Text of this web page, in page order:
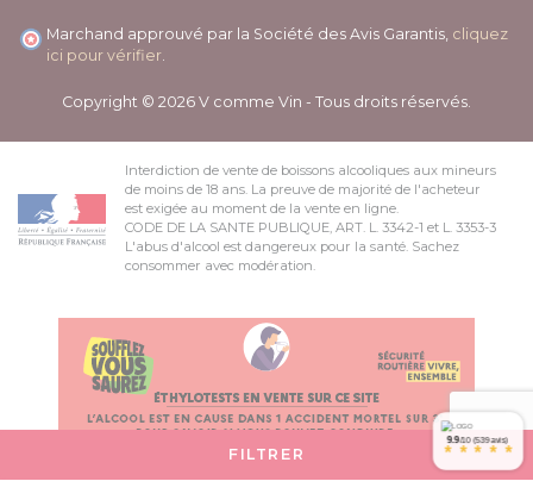
FILTRER
Marchand approuvé par la Société des Avis Garantis, cliquez
ici pour vérifier.
Copyright © 2026 V comme Vin - Tous droits réservés.
Interdiction de vente de boissons alcooliques aux mineurs
de moins de 18 ans. La preuve de majorité de l'acheteur
est exigée au moment de la vente en ligne.
CODE DE LA SANTE PUBLIQUE, ART. L. 3342-1 et L. 3353-3
L'abus d'alcool est dangereux pour la santé. Sachez
consommer avec modération.
9.9/10 (539 avis)
* * * * *